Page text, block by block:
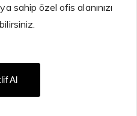
sahip özel ofis alanınızı
Al